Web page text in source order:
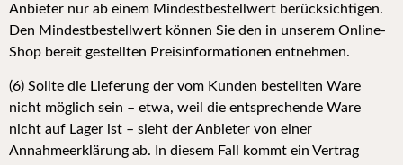
Anbieter nur ab einem Mindestbestellwert berücksichtigen.
Den Mindestbestellwert können Sie den in unserem Online-
Shop bereit gestellten Preisinformationen entnehmen.
(6) Sollte die Lieferung der vom Kunden bestellten Ware
nicht möglich sein – etwa, weil die entsprechende Ware
nicht auf Lager ist – sieht der Anbieter von einer
Annahmeerklärung ab. In diesem Fall kommt ein Vertrag